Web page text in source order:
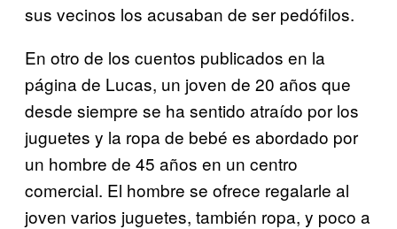
sus vecinos los acusaban de ser pedófilos.
En otro de los cuentos publicados en la
página de Lucas, un joven de 20 años que
desde siempre se ha sentido atraído por los
juguetes y la ropa de bebé es abordado por
un hombre de 45 años en un centro
comercial. El hombre se ofrece regalarle al
joven varios juguetes, también ropa, y poco a